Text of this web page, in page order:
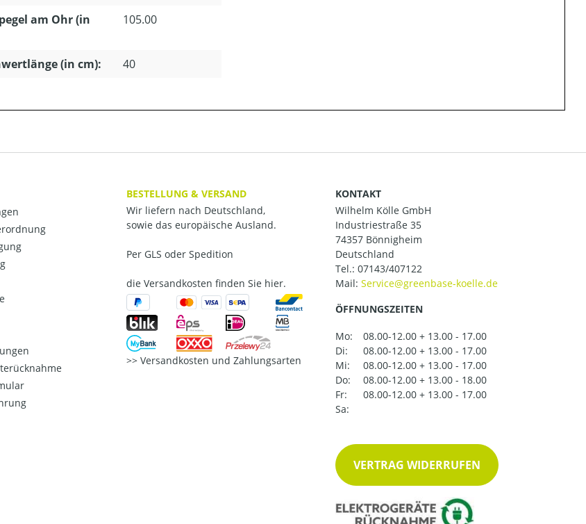
am Ohr (in
105.00
(in cm): 40
BESTELLUNG & VERSAND
Wir liefern nach Deutschland,
sowie das europäische Ausland.
Per GLS oder Spedition
die Versandkosten finden Sie hier.
Versandkosten und Zahlungsarten
KONTAKT
Wilhelm Kölle GmbH
Industriestraße 35
74357 Bönnigheim
Deutschland
Tel.: 07143/407122
Mail:
ÖFFNUNGSZEITEN
Mo:
08.00-12.00 + 13.00 - 17.00
Di:
08.00-12.00 + 13.00 - 17.00
Mi:
08.00-12.00 + 13.00 - 17.00
Do:
08.00-12.00 + 13.00 - 18.00
Fr:
08.00-12.00 + 13.00 - 17.00
Sa:
VERTRAG WIDERRUFEN